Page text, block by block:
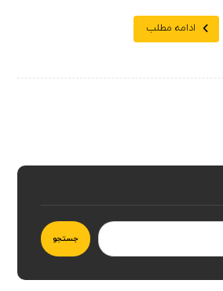
ادامه مطلب
جستجو